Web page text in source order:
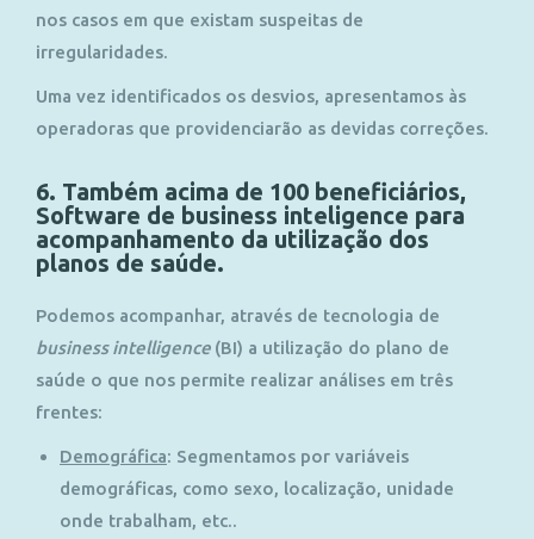
nos casos em que existam suspeitas de
irregularidades.
Uma vez identificados os desvios, apresentamos às
operadoras que providenciarão as devidas correções.
6. Também acima de 100 beneficiários,
Software de business inteligence para
acompanhamento da utilização dos
planos de saúde.
Podemos acompanhar, através de tecnologia de
business intelligence (BI) a utilização do plano de
saúde o que nos permite realizar análises em três
frentes:
Demográfica: Segmentamos por variáveis
demográficas, como sexo, localização, unidade
onde trabalham, etc..